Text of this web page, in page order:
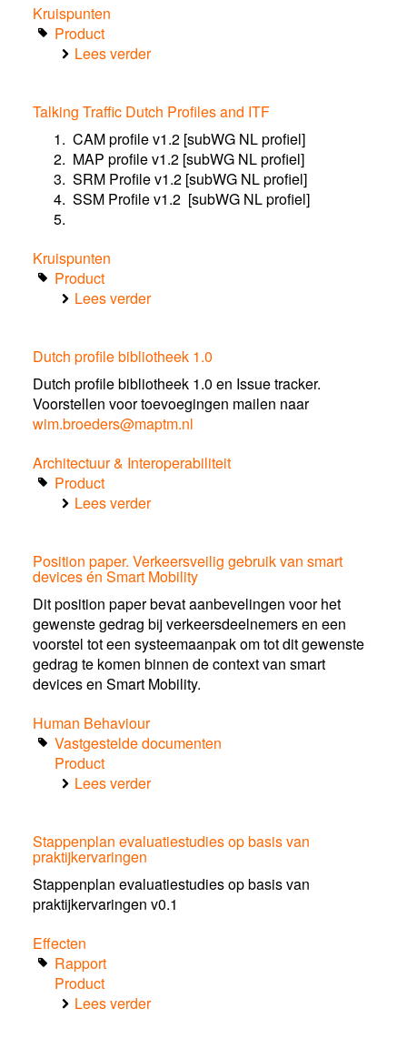
Kruispunten
Product
Lees verderover
Specs
Talking Traffic Dutch Profiles and ITF
CAM profile v1.2 [subWG NL profiel]
MAP profile v1.2 [subWG NL profiel]
SRM Profile v1.2 [subWG NL profiel]
SSM Profile v1.2 [subWG NL profiel]
Kruispunten
Product
Lees verderover
Dutch
Profiles
and
ITF
Dutch profile bibliotheek 1.0
Dutch profile bibliotheek 1.0 en Issue tracker.
Voorstellen voor toevoegingen mailen naar
wim.broeders@maptm.nl
Architectuur & Interoperabiliteit
Product
Lees verderover
bibliotheek
1.0
Position paper. Verkeersveilig gebruik van smart
devices én Smart Mobility
Dit position paper bevat aanbevelingen voor het
gewenste gedrag bij verkeersdeelnemers en een
voorstel tot een systeemaanpak om tot dit gewenste
gedrag te komen binnen de context van smart
devices en Smart Mobility.
Human Behaviour
Vastgestelde documenten
Product
Lees verderover
Verkeersveilig
van
smart
Stappenplan evaluatiestudies op basis van
praktijkervaringen
Stappenplan evaluatiestudies op basis van
praktijkervaringen v0.1
Effecten
Rapport
Product
Lees verderover